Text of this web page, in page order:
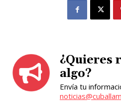
¿Quieres
algo?
Envía tu